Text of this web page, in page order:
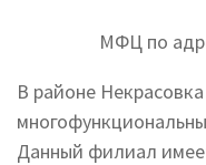
МФЦ по
В районе
Данный филиал